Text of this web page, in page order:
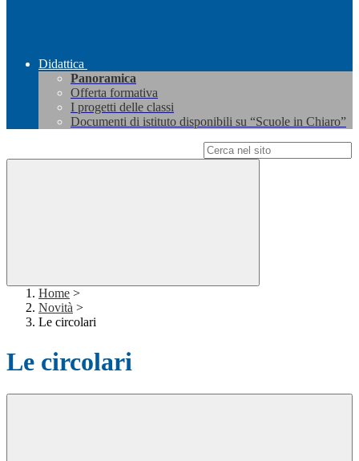
Didattica
Panoramica
Offerta formativa
I progetti delle classi
Documenti di istituto disponibili su “Scuole in Chiaro”
Home >
Novità >
Le circolari
Le circolari